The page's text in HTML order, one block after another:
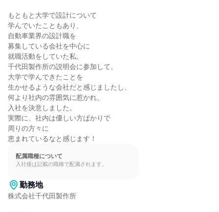
もともと大学で設計について
学んでいたこともあり、
自動車業界の設計職を
募集している会社を中心に
就職活動をしていた私。
千代田製作所の説明会に参加して、
大学で学んできたことを
生かせるような会社だと感じましたし、
何より社内の雰囲気に惹かれ、
入社を決意しました。
実際に、社内は優しい方ばかりで
周りの方々に
恵まれているなと感じます！
配属職種について
入社後は記載の職種で配属されます。
勤務地
株式会社千代田製作所